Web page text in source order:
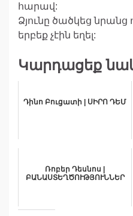
հարավ:
Ձյունը ծածկեց
երբեք չէին եղել:
Կարդացեք
Դինո Բուցատի | ՍԻՐՈ ԴԵՄ
Ռոբեր Դեսնոս |
ԲԱՆԱՍՏԵՂԾՈՒԹՅՈՒՆՆԵՐ